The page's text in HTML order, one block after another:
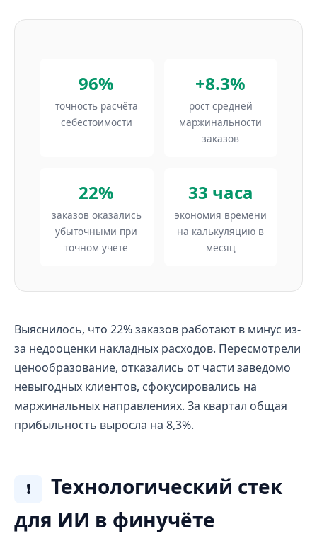
96%
точность расчёта
себестоимости
+8.3%
рост средней
маржинальности
заказов
22%
заказов оказались
убыточными при
точном учёте
33 часа
экономия времени
на калькуляцию в
месяц
Выяснилось, что 22% заказов работают в минус из-
за недооценки накладных расходов. Пересмотрели
ценообразование, отказались от части заведомо
невыгодных клиентов, сфокусировались на
маржинальных направлениях. За квартал общая
прибыльность выросла на 8,3%.
❗
Технологический стек
для ИИ в финучёте